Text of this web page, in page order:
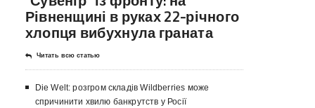
Рівненщині в руках 22-річного
хлопця вибухнула граната
Читать всю статью
Die Welt: розгром складів Wildberries може
спричинити хвилю банкрутств у Росії